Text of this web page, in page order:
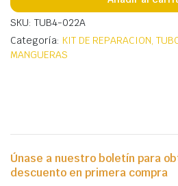
SKU: TUB4-022A
Categoría: KIT DE REPARACION,
MANGUERAS
Únase a nuestro boletín para
descuento en primera compra